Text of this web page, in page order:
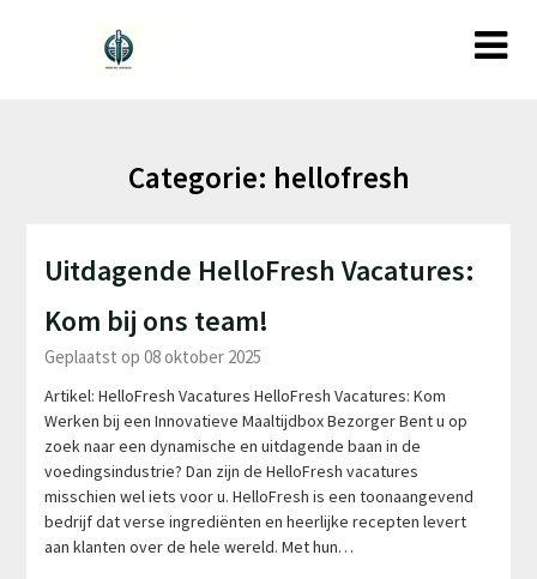
Categorie: hellofresh
Uitdagende HelloFresh Vacatures:
Kom bij ons team!
Geplaatst op 08 oktober 2025
Artikel: HelloFresh Vacatures HelloFresh Vacatures: Kom
Werken bij een Innovatieve Maaltijdbox Bezorger Bent u op
zoek naar een dynamische en uitdagende baan in de
voedingsindustrie? Dan zijn de HelloFresh vacatures
misschien wel iets voor u. HelloFresh is een toonaangevend
bedrijf dat verse ingrediënten en heerlijke recepten levert
aan klanten over de hele wereld. Met hun…